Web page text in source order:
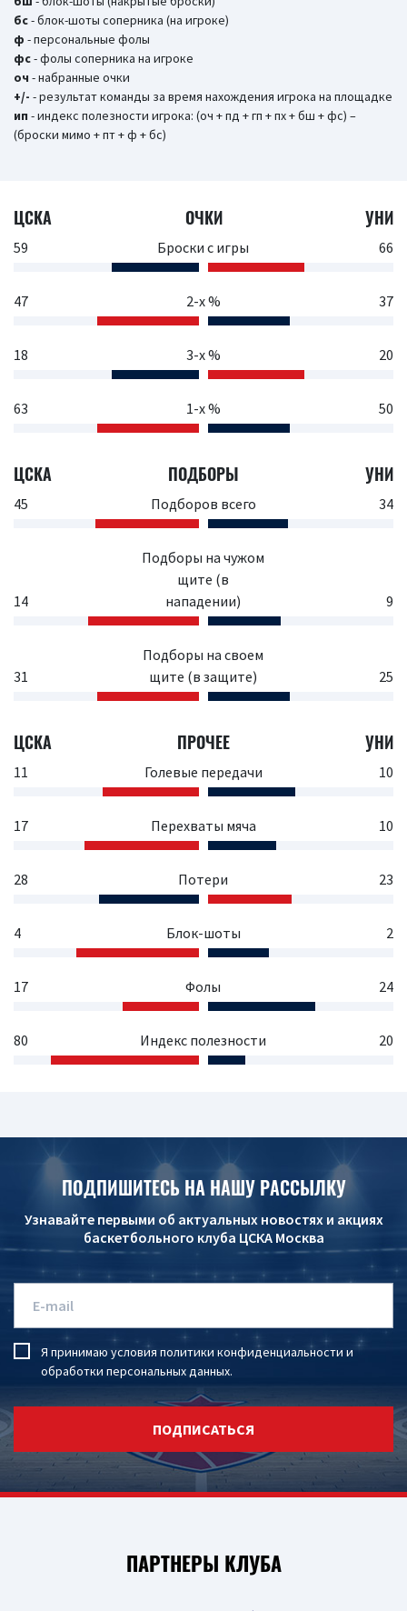
бc- блок-шоты соперника (на игроке)
ф - персональные фолы
фс- фолы соперника на игроке
оч - набранные очки
+/- - результат команды за время нахождения игрока на площадке
ип - индекс полезности игрока: (оч + пд + гп + пх + бш + фс) –
(броски мимо + пт + ф + бс)
ЦСКА ОЧКИ УНИ
59 Броски с игры 66
47 2-х % 37
18 3-х % 20
63 1-х % 50
ЦСКА ПОДБОРЫ УНИ
45 Подборов всего 34
14
Подборы на чужом
щите (в
нападении)
9
31
Подборы на своем
щите (в защите)
25
ЦСКА ПРОЧЕЕ УНИ
11 Голевые передачи 10
17 Перехваты мяча 10
28 Потери 23
4 Блок-шоты 2
17 Фолы 24
80 Индекс полезности 20
ПОДПИШИТЕСЬ НА НАШУ РАССЫЛКУ
Узнавайте первыми об актуальных новостях и акциях
баскетбольного клуба ЦСКА Москва
Я принимаю условия политики конфиденциальности и
обработки персональных данных.
ПОДПИСАТЬСЯ
ПАРТНЕРЫ КЛУБА